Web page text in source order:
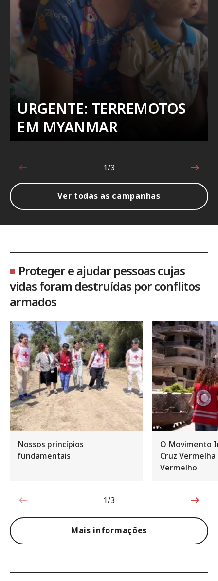
URGENTE: TERREMOTOS
EM MYANMAR
1 de 3
1/3
Ver todas as campanhas
Proteger e ajudar pessoas cujas
vidas foram destruídas por conflitos
armados
Nossos princípios
fundamentais
O Movimento
Cruz
Vermelho
1 de 3
1/3
Mais informações